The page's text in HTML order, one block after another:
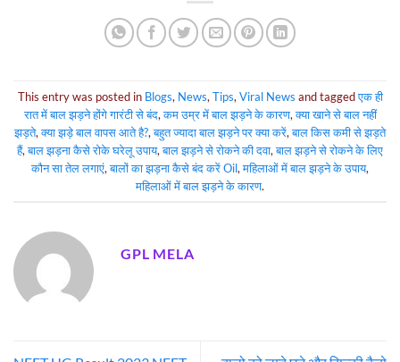
This entry was posted in Blogs, News, Tips, Viral News and taggedएक ही
रात में बाल झड़ने होंगे गारंटी से बंद,कम उम्र में बाल झड़ने के कारण,क्या खाने से बाल नहीं
झड़ते,क्या झड़े बाल वापस आते है?,बहुत ज्यादा बाल झड़ने पर क्या करें,बाल किस कमी से झड़ते
हैं,बाल झड़ना कैसे रोके घरेलू उपाय,बाल झड़ने से रोकने की दवा,बाल झड़ने से रोकने के लिए
कौन सा तेल लगाएं,बालों का झड़ना कैसे बंद करें Oil,महिलाओं में बाल झड़ने के उपाय,
महिलाओं में बाल झड़ने के कारण.
GPL MELA